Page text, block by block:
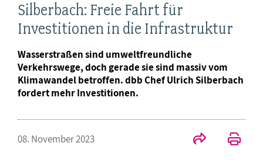
Silberbach: Freie Fahrt für
Investitionen in die Infrastruktur
Wasserstraßen sind umweltfreundliche
Verkehrswege, doch gerade sie sind massiv vom
Klimawandel betroffen. dbb Chef Ulrich Silberbach
fordert mehr Investitionen.
08. November 2023